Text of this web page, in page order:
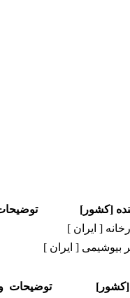
[کشور]
[ ایران ]
بیوشیمی [ ایران ]
[کشور] توضیحات